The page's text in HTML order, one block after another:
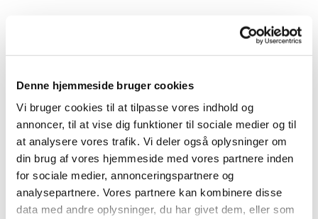
Denne hjemmeside bruger cookies
Vi bruger cookies til at tilpasse vores indhold og
annoncer, til at vise dig funktioner til sociale medier og til
at analysere vores trafik. Vi deler også oplysninger om
din brug af vores hjemmeside med vores partnere inden
for sociale medier, annonceringspartnere og
analysepartnere. Vores partnere kan kombinere disse
data med andre oplysninger, du har givet dem, eller som
Plakater